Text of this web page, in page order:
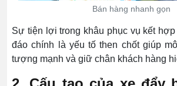
Bán hàng nhanh gọn
Sự tiện lợi trong khâu phục vụ kết
đáo chính là yếu tố then chốt giúp
tượng mạnh và giữ chân khách hàng